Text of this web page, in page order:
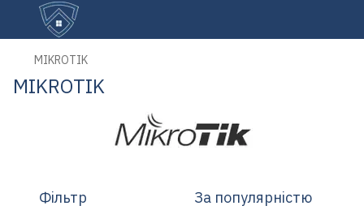
MIKROTIK
MIKROTIK
Фільтр За популярністю